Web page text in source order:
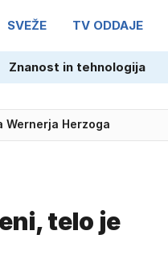
SVEŽE TV ODDAJE
Znanost in tehnologija
Herzoga
telo je